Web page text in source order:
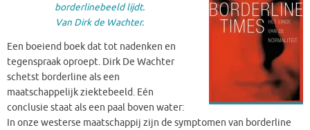
borderlinebeeld lijdt.
Van Dirk de Wachter.
Een boeiend boek dat tot nadenken en
tegenspraak oproept. Dirk De Wachter
schetst borderline als een
maatschappelijk ziektebeeld. Eén
conclusie staat als een paal boven water:
In onze westerse maatschappij zijn de symptomen van borderline